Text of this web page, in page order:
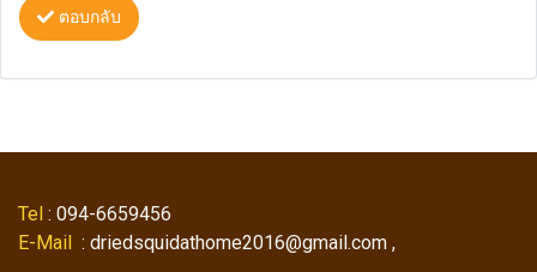
ตอบกลับ
Tel : 094-6659456
E-Mail : driedsquidathome2016@gmail.com ,